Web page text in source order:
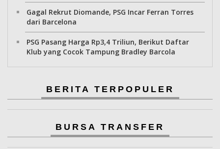
Gagal Rekrut Diomande, PSG Incar Ferran Torres
dari Barcelona
PSG Pasang Harga Rp3,4 Triliun, Berikut Daftar
Klub yang Cocok Tampung Bradley Barcola
BERITA TERPOPULER
BURSA TRANSFER